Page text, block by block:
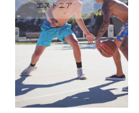
エストニア